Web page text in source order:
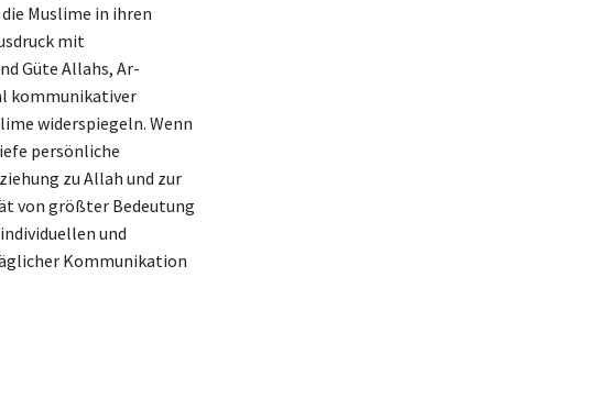
Muslime in ihren
mit
Güte Allahs, Ar-
kommunikativer
widerspiegeln. Wenn
persönliche
zu Allah und zur
von größter Bedeutung
und
Kommunikation